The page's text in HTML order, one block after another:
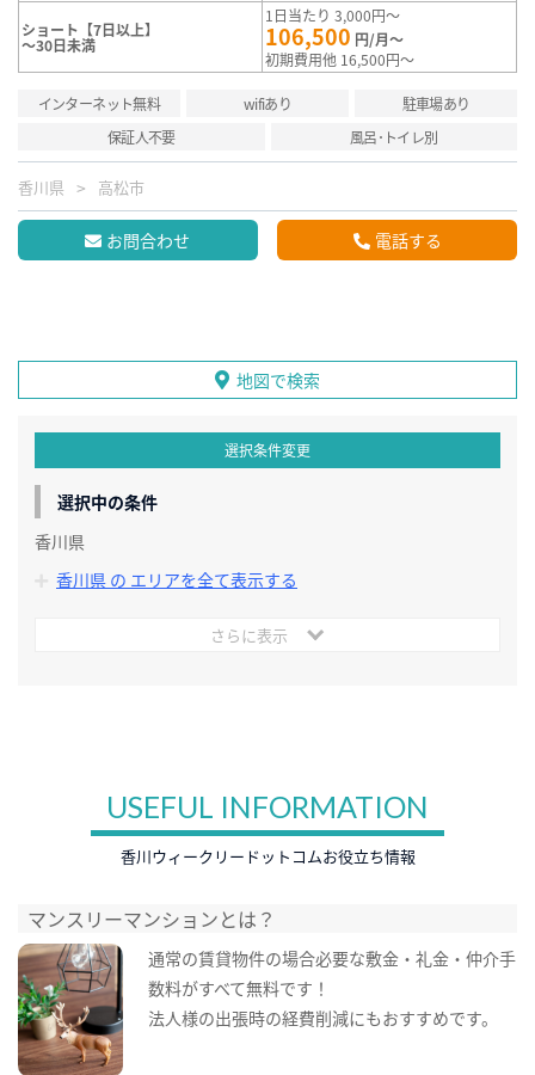
ショート【7日以上】
～30日未満
1日当たり 3,000円～
106,500 円/月～
初期費用他 16,500円～
インターネット無料 wifiあり
駐車場あり
保証人不要
風呂･トイレ別
香川県 高松市
お問合わせ 電話する
地図で検索
選択条件変更
選択中の条件
香川県
香川県 の エリアを全て表示する
さらに表示
USEFUL INFORMATION
香川ウィークリードットコムお役立ち情報
マンスリーマンションとは？
通常の賃貸物件の場合必要な敷金・礼金・仲介手
数料がすべて無料です！
法人様の出張時の経費削減にもおすすめです。